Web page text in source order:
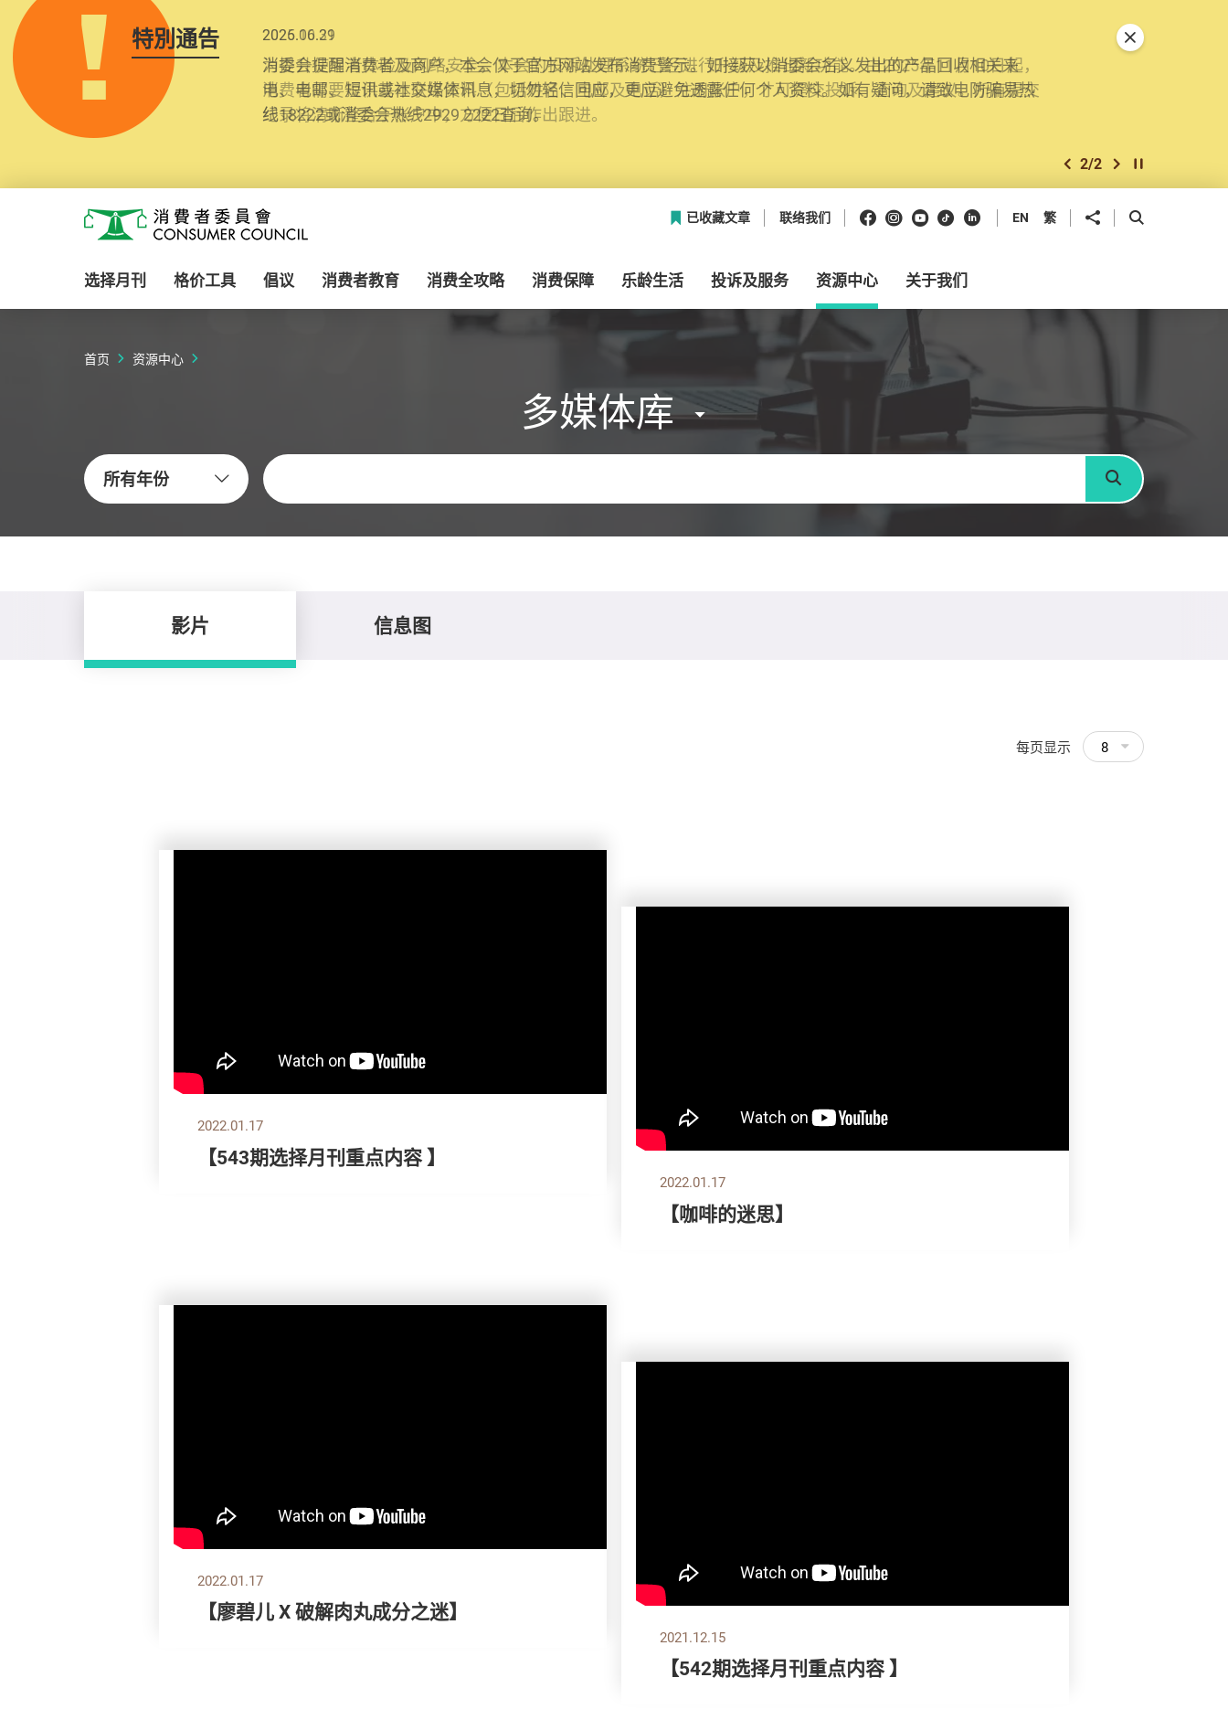
特別通告 2025.10.31
为提升使用者体验及网络安全，本会的投诉处理系统已经进行升级及推出新功能。由2025年11月10日起，
消费者需要提供基本联络资料（包括姓名、电邮及电话）注册帐户，才可提交投诉、查询及建议。所有提交
纪录将清晰整合于帐户中，方便日后作出跟进。
上一个
2/2 下一个开始/暂停幻灯
关闭特別通告
消费者委员会
已收藏文章 联络我们 Facebook
Instagram
Youtube
抖音领英 EN 繁 分享到 开启搜寻框
选择月刊 格价工具 倡议 消费者教育 消费全攻略 消费保障 乐龄生活 投诉及服务 资源中心 关于我们
首页 资源中心
多媒体库
所有年份
关键字
搜寻
影片 信息图
每页显示 8
2022.01.17
【543期选择月刊重点内容 】
2022.01.17
【咖啡的迷思】
2022.01.17
【廖碧儿 X 破解肉丸成分之迷】
2021.12.15
【542期选择月刊重点内容 】